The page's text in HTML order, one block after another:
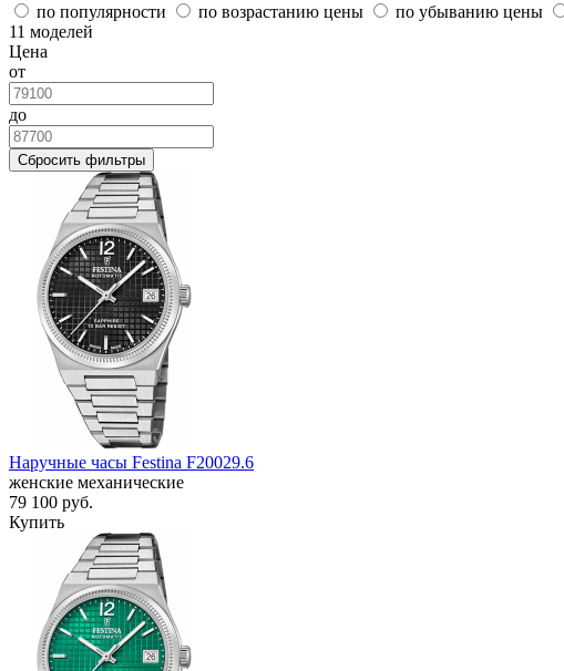
по популярности
по возрастанию цены по убыванию цены
11 моделей
Цена
от
до
Сбросить фильтры
Наручные часы Festina F20029.6
женские механические
79 100 руб.
Купить